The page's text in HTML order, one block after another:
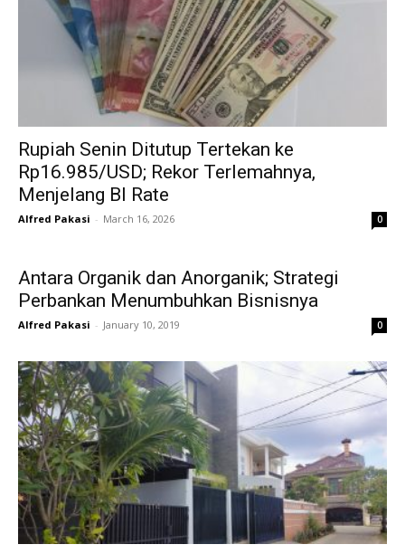
Rupiah Senin Ditutup Tertekan ke
Rp16.985/USD; Rekor Terlemahnya,
Menjelang BI Rate
Alfred Pakasi - March 16, 2026 0
Antara Organik dan Anorganik; Strategi
Perbankan Menumbuhkan Bisnisnya
Alfred Pakasi - January 10, 2019 0